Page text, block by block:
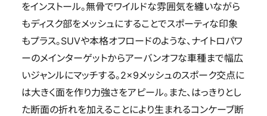
をインストール。無骨でワイルドな雰囲気を纏いながら
もディスク部をメッシュにすることでスポーティな印象
もプラス。SUVや本格オフロードのような、ナイトロパワ
ーのメインターゲットからアーバンオフな車種まで幅広
いジャンルにマッチする。2×9メッシュのスポーク交点に
は大きく面を作り力強さをアピール。また、はっきりとし
た断面の折れを加えることにより生まれるコンケーブ断